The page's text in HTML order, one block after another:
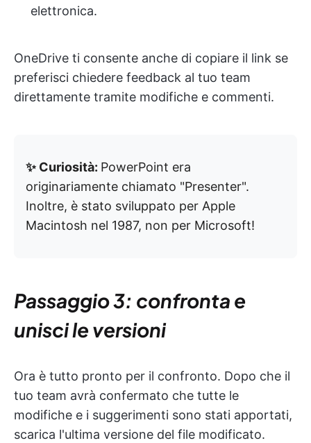
elettronica.
OneDrive ti consente anche di copiare il link se
preferisci chiedere feedback al tuo team
direttamente tramite modifiche e commenti.
✨ Curiosità: PowerPoint era
originariamente chiamato "Presenter".
Inoltre, è stato sviluppato per Apple
Macintosh nel 1987, non per Microsoft!
Passaggio 3: confronta e
unisci le versioni
Ora è tutto pronto per il confronto. Dopo che il
tuo team avrà confermato che tutte le
modifiche e i suggerimenti sono stati apportati,
scarica l'ultima versione del file modificato.